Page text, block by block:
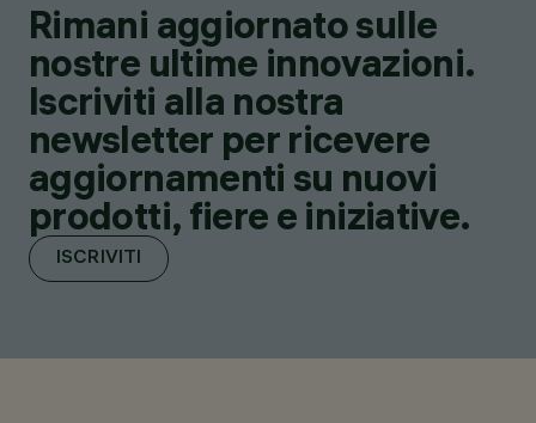
Rimani aggiornato sulle
nostre ultime innovazioni.
Iscriviti alla nostra
newsletter per ricevere
aggiornamenti su nuovi
prodotti, fiere e iniziative.
ISCRIVITI